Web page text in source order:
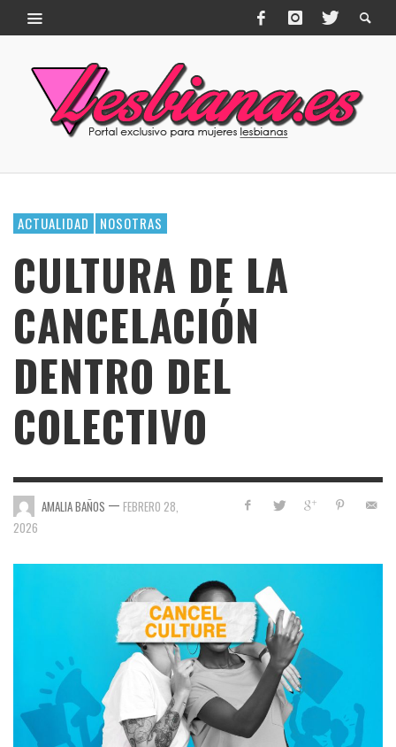
ACTUALIDAD NOSOTRAS
CULTURA DE LA
CANCELACIÓN
DENTRO DEL
COLECTIVO
AMALIA BAÑOS — FEBRERO 28,
2026